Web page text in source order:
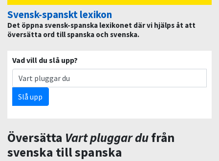
Svensk-spanskt lexikon
Det öppna svensk-spanska lexikonet där vi hjälps åt att
översätta ord till spanska och svenska.
Vad vill du slå upp?
Slå upp
Översätta Vart pluggar dufrån
svenska till spanska